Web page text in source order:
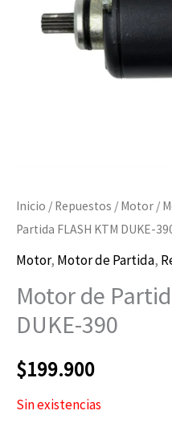
Inicio / Repuestos / Motor /
Partida FLASH KTM DUKE-
Motor, Motor de Partida,
Motor de
DUKE-390
$199.900
Sin existencias